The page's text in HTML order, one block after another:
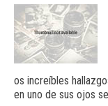
os increíbles
en uno de sus ojos